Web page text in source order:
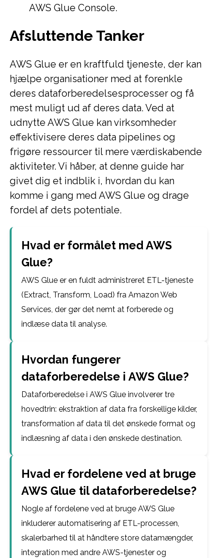
AWS Glue Console.
Afsluttende Tanker
AWS Glue er en kraftfuld tjeneste, der kan
hjælpe organisationer med at forenkle
deres dataforberedelsesprocesser og få
mest muligt ud af deres data. Ved at
udnytte AWS Glue kan virksomheder
effektivisere deres data pipelines og
frigøre ressourcer til mere værdiskabende
aktiviteter. Vi håber, at denne guide har
givet dig et indblik i, hvordan du kan
komme i gang med AWS Glue og drage
fordel af dets potentiale.
Hvad er formålet med AWS
Glue?
AWS Glue er en fuldt administreret ETL-tjeneste
(Extract, Transform, Load) fra Amazon Web
Services, der gør det nemt at forberede og
indlæse data til analyse.
Hvordan fungerer
dataforberedelse i AWS Glue?
Dataforberedelse i AWS Glue involverer tre
hovedtrin: ekstraktion af data fra forskellige kilder,
transformation af data til det ønskede format og
indlæsning af data i den ønskede destination.
Hvad er fordelene ved at bruge
AWS Glue til dataforberedelse?
Nogle af fordelene ved at bruge AWS Glue
inkluderer automatisering af ETL-processen,
skalerbarhed til at håndtere store datamængder,
integration med andre AWS-tjenester og